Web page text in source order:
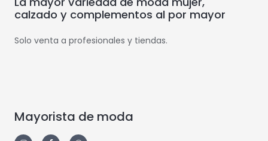
calzado y complementos al por mayor
Solo venta a profesionales y tiendas.
Mayorista de moda